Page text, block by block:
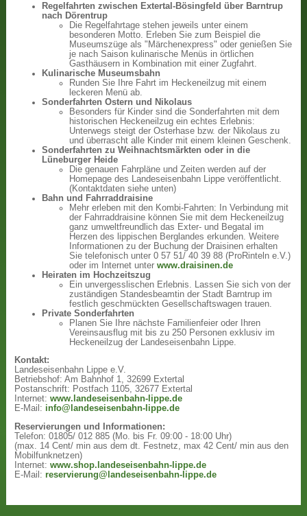
Regelfahrten zwischen Extertal-Bösingfeld über Barntrup
nach Dörentrup
Die Regelfahrtage stehen jeweils unter einem
besonderen Motto. Erleben Sie zum Beispiel die
Museumszüge als "Märchenexpress" oder genießen Sie
je nach Saison kulinarische Menüs in örtlichen
Gasthäusern in Kombination mit einer Zugfahrt.
Kulinarische Museumsbahn
Runden Sie Ihre Fahrt im Heckeneilzug mit einem
leckeren Menü ab.
Sonderfahrten Ostern und Nikolaus
Besonders für Kinder sind die Sonderfahrten mit dem
historischen Heckeneilzug ein echtes Erlebnis:
Unterwegs steigt der Osterhase bzw. der Nikolaus zu
und überrascht alle Kinder mit einem kleinen Geschenk.
Sonderfahrten zu Weihnachtsmärkten oder in die
Lüneburger Heide
Die genauen Fahrpläne und Zeiten werden auf der
Homepage des Landeseisenbahn Lippe veröffentlicht.
(Kontaktdaten siehe unten)
Bahn und Fahrraddraisine
Mehr erleben mit den Kombi-Fahrten: In Verbindung mit
der Fahrraddraisine können Sie mit dem Heckeneilzug
ganz umweltfreundlich das Exter- und Begatal im
Herzen des lippischen Berglandes erkunden. Weitere
Informationen zu der Buchung der Draisinen erhalten
Sie telefonisch unter 0 57 51/ 40 39 88 (ProRinteln e.V.)
oder im Internet unterwww.draisinen.de
Heiraten im Hochzeitszug
Ein unvergesslischen Erlebnis. Lassen Sie sich von der
zuständigen Standesbeamtin der Stadt Barntrup im
festlich geschmückten Gesellschaftswagen trauen.
Private Sonderfahrten
Planen Sie Ihre nächste Familienfeier oder Ihren
Vereinsausflug mit bis zu 250 Personen exklusiv im
Heckeneilzug der Landeseisenbahn Lippe.
Kontakt:
Landeseisenbahn Lippe e.V.
Betriebshof: Am Bahnhof 1, 32699 Extertal
Postanschrift: Postfach 1105, 32677 Extertal
Internet:www.landeseisenbahn-lippe.de
E-Mail: info@landeseisenbahn-lippe.de
Reservierungen und Informationen:
Telefon: 01805/ 012 885 (Mo. bis Fr. 09:00 - 18:00 Uhr)
(max. 14 Cent/ min aus dem dt. Festnetz, max 42 Cent/ min aus den
Mobilfunknetzen)
Internet:www.shop.landeseisenbahn-lippe.de
E-Mail:reservierung@landeseisenbahn-lippe.de